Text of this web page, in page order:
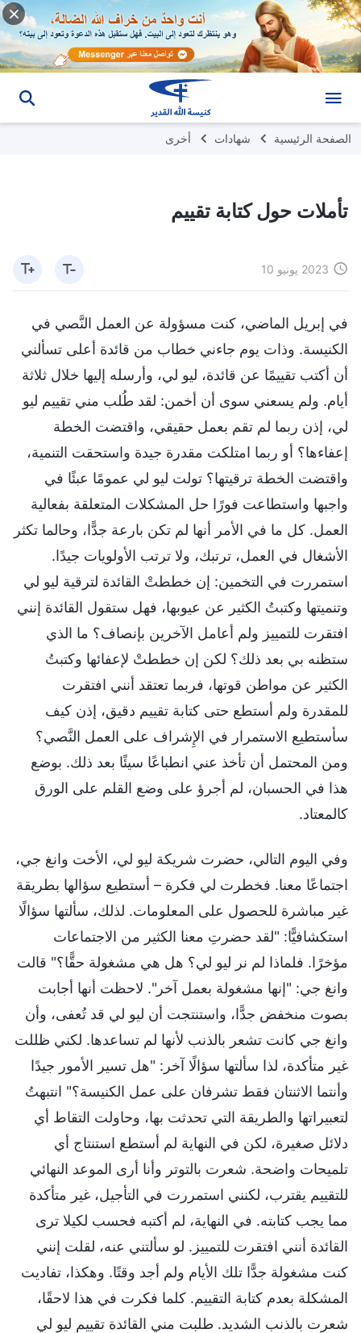
الصفحة الرئيسية شهادات أخرى
تأملات حول كتابة تقييم
2023 يونيو 10
في إبريل الماضي، كنت مسؤولة عن العمل النَّصي في
الكنيسة. وذات يوم جاءني خطاب من قائدة أعلى تسألني
أن أكتب تقييمًا عن قائدة، ليو لي، وأرسله إليها خلال ثلاثة
أيام. ولم يسعني سوى أن أخمن: لقد طُلب مني تقييم ليو
لي، إذن ربما لم تقم بعمل حقيقي، واقتضت الخطة
إعفاءها؟ أو ربما امتلكت مقدرة جيدة واستحقت التنمية،
واقتضت الخطة ترقيتها؟ تولت ليو لي عمومًا عبئًا في
واجبها واستطاعت فورًا حل المشكلات المتعلقة بفعالية
العمل. كل ما في الأمر أنها لم تكن بارعة جدًّا، وحالما تكثر
الأشغال في العمل، ترتبك، ولا ترتب الأولويات جيدًا.
استمررت في التخمين: إن خططتْ القائدة لترقية ليو لي
وتنميتها وكتبتُ الكثير عن عيوبها، فهل ستقول القائدة إنني
افتقرت للتمييز ولم أعامل الآخرين بإنصاف؟ ما الذي
ستظنه بي بعد ذلك؟ لكن إن خططتْ لإعفائها وكتبتُ
الكثير عن مواطن قوتها، فربما تعتقد أنني افتقرت
للمقدرة ولم أستطع حتى كتابة تقييم دقيق، إذن كيف
سأستطيع الاستمرار في الإِشراف على العمل النَّصي؟
ومن المحتمل أن تأخذ عني انطباعًا سيئًا بعد ذلك. بوضع
هذا في الحسبان، لم أجرؤ على وضع القلم على الورق
كالمعتاد.
وفي اليوم التالي، حضرت شريكة ليو لي، الأخت وانغ جي،
اجتماعًا معنا. فخطرت لي فكرة – أستطيع سؤالها بطريقة
غير مباشرة للحصول على المعلومات. لذلك، سألتها سؤالًا
استكشافيًّا: "لقد حضرتِ معنا الكثير من الاجتماعات
مؤخرًا. فلماذا لم نر ليو لي؟ هل هي مشغولة حقًّا؟" قالت
وانغ جي: "إنها مشغولة بعمل آخر". لاحظت أنها أجابت
بصوت منخفض جدًّا، واستنتجت أن ليو لي قد تُعفى، وأن
وانغ جي كانت تشعر بالذنب لأنها لم تساعدها. لكني ظللت
غير متأكدة، لذا سألتها سؤالًا آخر: "هل تسير الأمور جيدًا
وأنتما الاثنتان فقط تشرفان على عمل الكنيسة؟" انتبهتُ
لتعبيراتها والطريقة التي تحدثت بها، وحاولت التقاط أي
دلائل صغيرة، لكن في النهاية لم أستطع استنتاج أي
تلميحات واضحة. شعرت بالتوتر وأنا أرى الموعد النهائي
للتقييم يقترب، لكنني استمررت في التأجيل، غير متأكدة
مما يجب كتابته. في النهاية، لم أكتبه فحسب لكيلا ترى
القائدة أنني افتقرت للتمييز. لو سألتني عنه، لقلت إنني
كنت مشغولة جدًّا تلك الأيام ولم أجد وقتًا. وهكذا، تفاديت
المشكلة بعدم كتابة التقييم. كلما فكرت في هذا لاحقًا،
شعرت بالذنب الشديد. طلبت مني القائدة تقييم ليو لي